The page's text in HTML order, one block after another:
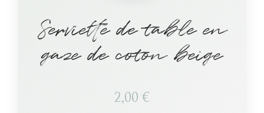
Serviette de table en
gaze de coton beige
2,00 €